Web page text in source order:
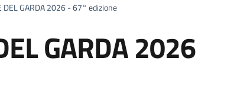
DEL GARDA 2026 - 67° edizione
GARDA 2026